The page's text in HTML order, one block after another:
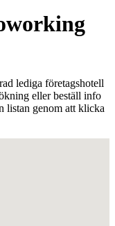
lediga företagshotell
eller beställ info
listan genom att klicka